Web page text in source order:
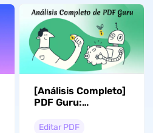
[Análisis Completo]
PDF Guru:
Precios y Mejor
Editar PDF